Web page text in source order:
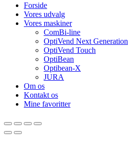
Forside
Vores udvalg
Vores maskiner
ComBi-line
OptiVend Next Generation
OptiVend Touch
OptiBean
Optibean-X
JURA
Om os
Kontakt os
Mine favoritter